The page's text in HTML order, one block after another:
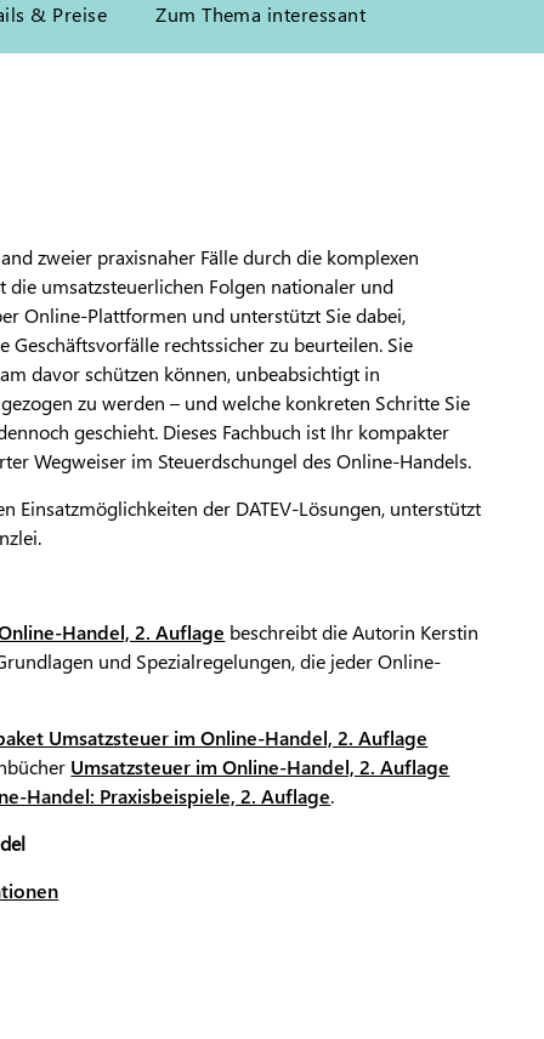
& Preise Zum Thema interessant
zweier praxisnaher Fälle durch die komplexen
die umsatzsteuerlichen Folgen nationaler und
Online-Plattformen und unterstützt Sie dabei,
Geschäftsvorfälle rechtssicher zu beurteilen. Sie
davor schützen können, unbeabsichtigt in
zu werden – und welche konkreten Schritte Sie
geschieht. Dieses Fachbuch ist Ihr kompakter
Wegweiser im Steuerdschungel des Online-Handels.
Einsatzmöglichkeiten der DATEV-Lösungen, unterstützt
Handel, 2. Auflage beschreibt die Autorin Kerstin
und Spezialregelungen, die jeder Online-
Umsatzsteuer im Online-Handel, 2. Auflage
Umsatzsteuer im Online-Handel, 2. Auflage
Handel: Praxisbeispiele, 2. Auflage.